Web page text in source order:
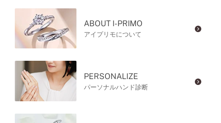
ABOUT I-PRIMO
アイプリモについて
PERSONALIZE
パーソナルハンド診断